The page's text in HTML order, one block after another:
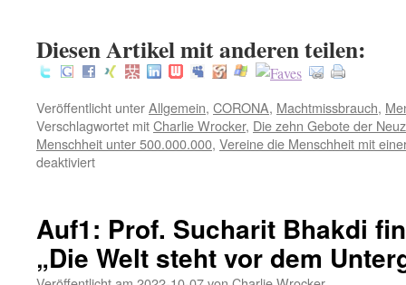
Diesen Artikel mit anderen teilen:
Veröffentlicht unterAllgemein, CORONA, Machtmissbrauch,
Verschlagwortet mitCharlie Wrocker, Die zehn Gebote der
Menschheit unter 500.000.000, Vereine die Menschheit mit
deaktiviertfür
–
..
die
Auf1: Prof. Sucharit Bhakdi
„Die Welt steht vor dem